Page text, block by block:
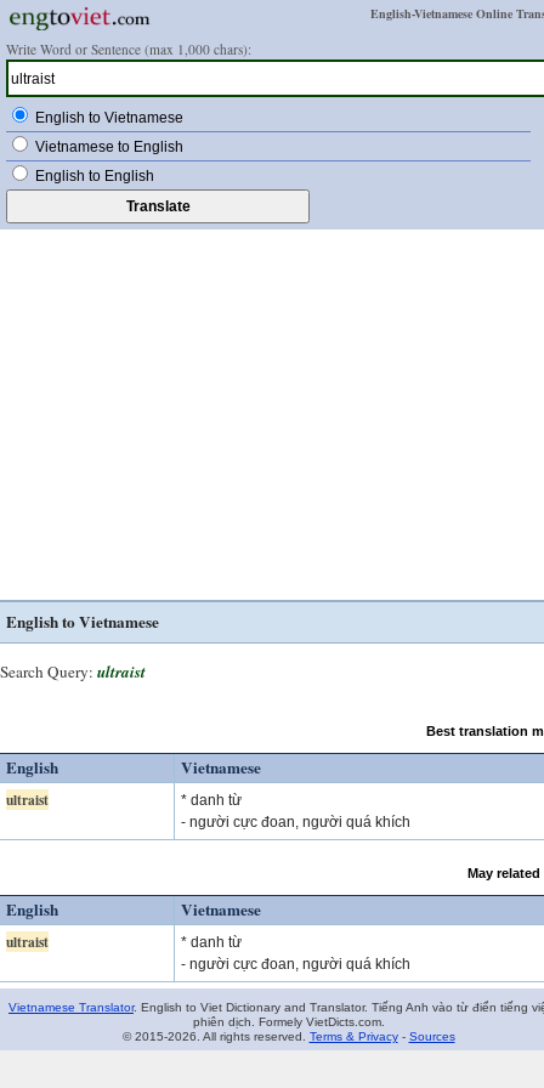
English-Vietnamese Online
Write Word or Sentence (max 1,000 chars):
English to Vietnamese
Vietnamese to English
English to English
English to Vietnamese
Search Query: ultraist
Best translation
English Vietnamese
ultraist
* danh từ
- người cực đoan, người quá khích
May
English Vietnamese
ultraist
* danh từ
- người cực đoan, người quá khích
Vietnamese Translator. English to Viet Dictionary and Translator. Tiếng Anh vào từ điển tiếng
phiên dịch. Formely VietDicts.com.
© 2015-2026. All rights reserved. Terms & Privacy- Sources